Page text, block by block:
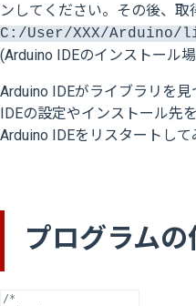
ンしてください。その後、取
C:/User/XXX/
(Arduino IDEのインストール
Arduino IDEがライブラリを
IDEの設定やインストール先
Arduino IDEをリスタートして
プログラムの